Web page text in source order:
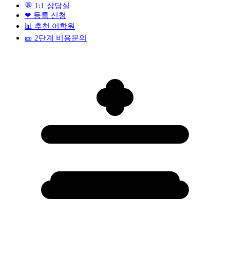
💬 1:1 상담실
❤ 등록 신청
📊 추천 어학원
🎫 2단계 비용문의